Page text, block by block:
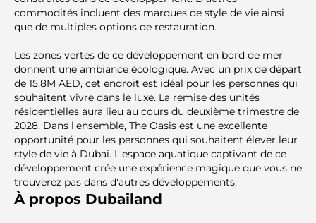
commodités incluent des marques de style de vie ainsi
que de multiples options de restauration.
Les zones vertes de ce développement en bord de mer
donnent une ambiance écologique. Avec un prix de départ
de 15,8M AED, cet endroit est idéal pour les personnes qui
souhaitent vivre dans le luxe. La remise des unités
résidentielles aura lieu au cours du deuxième trimestre de
2028. Dans l'ensemble, The Oasis est une excellente
opportunité pour les personnes qui souhaitent élever leur
style de vie à Dubai. L'espace aquatique captivant de ce
développement crée une expérience magique que vous ne
trouverez pas dans d'autres développements.
À propos Dubailand